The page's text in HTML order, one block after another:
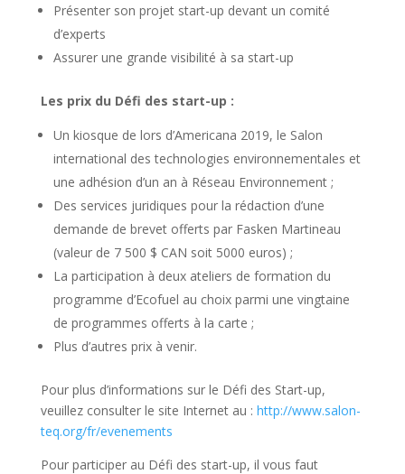
Présenter son projet start-up devant un comité
d’experts
Assurer une grande visibilité à sa start-up
Les prix du Défi des start-up :
Un kiosque de lors d’Americana 2019, le Salon
international des technologies environnementales et
une adhésion d’un an à Réseau Environnement ;
Des services juridiques pour la rédaction d’une
demande de brevet offerts par Fasken Martineau
(valeur de 7 500 $ CAN soit 5000 euros) ;
La participation à deux ateliers de formation du
programme d’Ecofuel au choix parmi une vingtaine
de programmes offerts à la carte ;
Plus d’autres prix à venir.
Pour plus d’informations sur le Défi des Start-up,
veuillez consulter le site Internet au : http://www.salon-
teq.org/fr/evenements
Pour participer au Défi des start-up, il vous faut